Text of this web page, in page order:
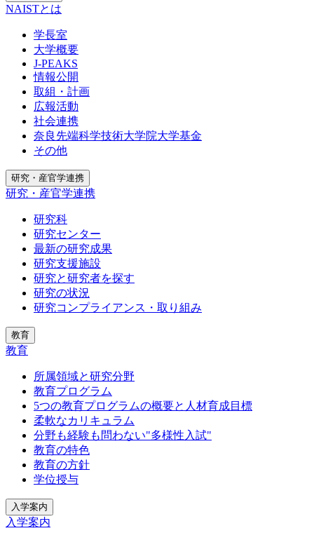
NAISTとは
学長室
大学概要
J-PEAKS
情報公開
取組・計画
広報活動
社会連携
奈良先端科学技術大学院大学基金
その他
研究・産官学連携
研究・産官学連携
研究科
研究センター
最新の研究成果
研究支援施設
研究と研究者を探す
研究の状況
研究コンプライアンス・取り組み
教育
教育
所属領域と研究分野
教育プログラム
5つの教育プログラムの概要と人材育成目標
柔軟なカリキュラム
分野も経験も問わない"多様性入試"
教育の特色
教育の方針
学位授与
入学案内
入学案内